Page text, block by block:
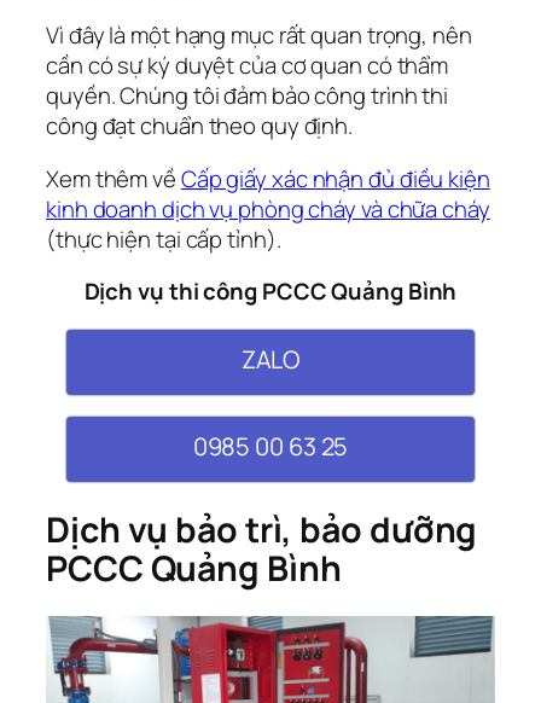
Vì đây là một hạng mục rất quan trọng, nên
cần có sự ký duyệt của cơ quan có thẩm
quyền. Chúng tôi đảm bảo công trình thi
công đạt chuẩn theo quy định.
Xem thêm vềCấp giấy xác nhận đủ điều kiện
kinh doanh dịch vụ phòng cháy và chữa cháy
(thực hiện tại cấp tỉnh).
Dịch vụ thi công PCCC Quảng Bình
ZALO
0985 00 63 25
Dịch vụ bảo trì, bảo dưỡng
PCCC Quảng Bình